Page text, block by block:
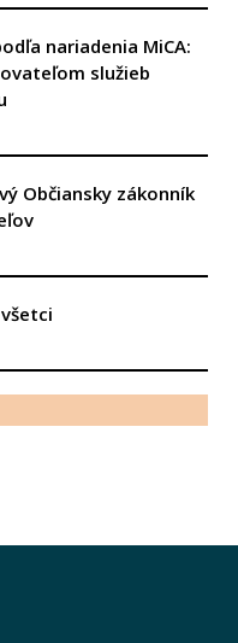
nariadenia MiCA:
služieb
Občiansky zákonník